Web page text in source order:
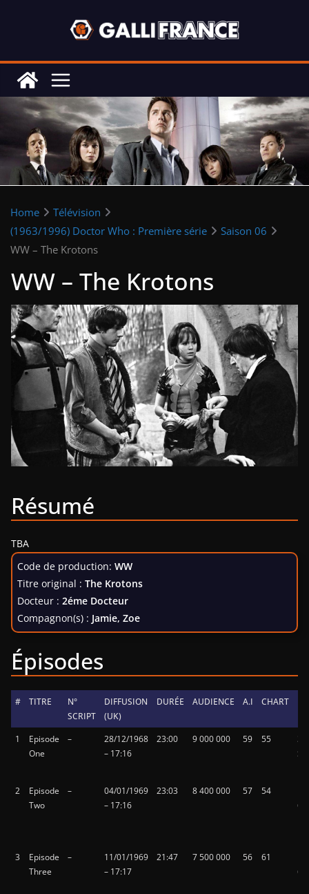
Home
Télévision
(1963/1996) Doctor Who : Première série
Saison 06
WW – The Krotons
WW – The Krotons
Résumé
TBA
Code de production: WW
Titre original : The Krotons
Docteur : 2éme Docteur
Compagnon(s) : Jamie, Zoe
Épisodes
# TITRE
N°
SCRIPT
DIFFUSION
(UK)
DURÉE AUDIENCE A.I CHART
1
Episode
One
–
28/12/1968
– 17:16
23:00 9 000 000 59 55
2
Episode
Two
–
04/01/1969
– 17:16
23:03 8 400 000 57 54
3
Episode
Three
–
11/01/1969
– 17:17
21:47 7 500 000 56 61